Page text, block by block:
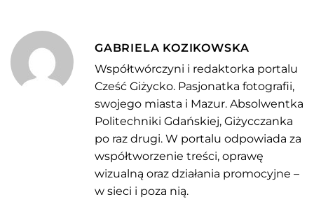
GABRIELA KOZIKOWSKA
Współtwórczyni i redaktorka portalu
Cześć Giżycko. Pasjonatka fotografii,
swojego miasta i Mazur. Absolwentka
Politechniki Gdańskiej, Giżycczanka
po raz drugi. W portalu odpowiada za
współtworzenie treści, oprawę
wizualną oraz działania promocyjne –
w sieci i poza nią.